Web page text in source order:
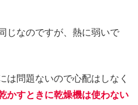
じなのですが、熱に弱いで
は問題ないので心配はしなく
かすときに乾燥機は使わない